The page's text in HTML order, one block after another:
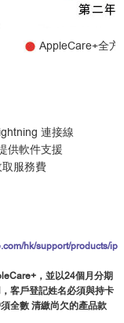
AppleCare+全方
連接線
供軟件支援
服務費
hk/support/products/ip
，並以24個月分期
客戶登記姓名必須與持卡
全數 清繳尚欠的產品款